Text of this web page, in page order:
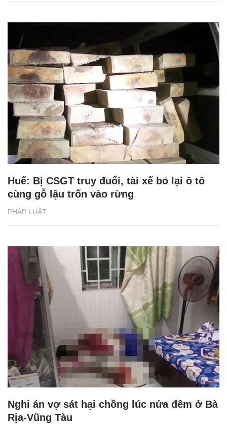
PHÁP LUẬT
Huế: Bị CSGT truy đuổi, tài xế bỏ lại ô tô
cùng gỗ lậu trốn vào rừng
Nghi án vợ sát hại chồng lúc nửa đêm ở Bà
Rịa-Vũng Tàu